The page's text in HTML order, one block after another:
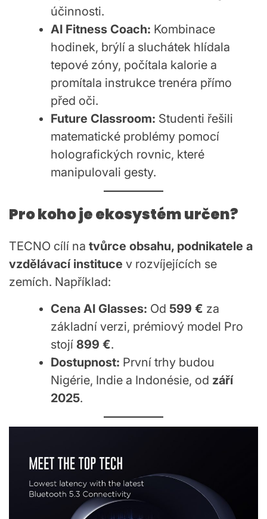
účinnosti.
AI Fitness Coach: Kombinace
hodinek, brýlí a sluchátek hlídala
tepové zóny, počítala kalorie a
promítala instrukce trenéra přímo
před oči.
Future Classroom: Studenti řešili
matematické problémy pomocí
holografických rovnic, které
manipulovali gesty.
Pro koho je ekosystém určen?
TECNO cílí na tvůrce obsahu, podnikatele a
vzdělávací instituce v rozvíjejících se
zemích. Například:
Cena AI Glasses: Od 599 € za
základní verzi, prémiový model Pro
stojí 899 €.
Dostupnost: První trhy budou
Nigérie, Indie a Indonésie, od září
2025.